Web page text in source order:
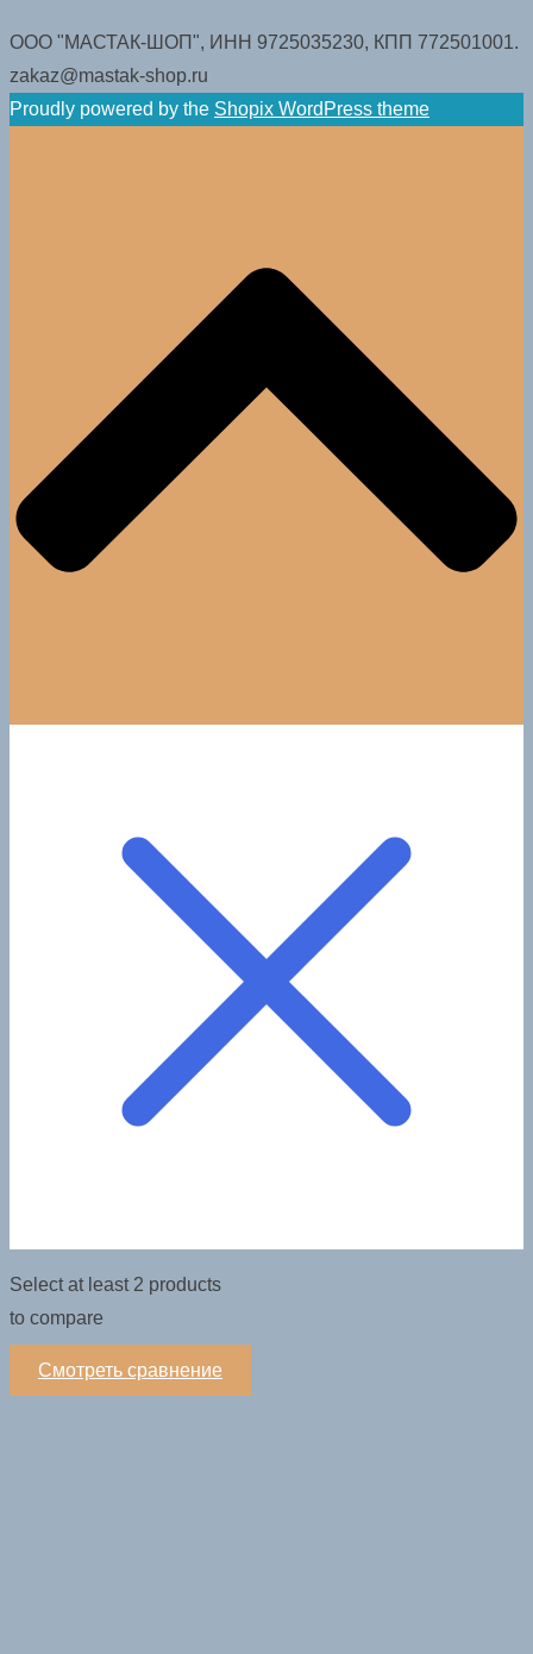
ООО "МАСТАК-ШОП", ИНН 9725035230, КПП 772501001.
zakaz@mastak-shop.ru
Proudly powered by the Shopix WordPress theme
Select at least 2 products
to compare
Смотреть сравнение